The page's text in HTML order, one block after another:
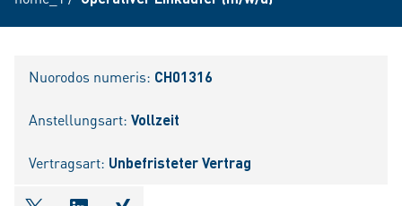
Nuorodos numeris: CH01316
Anstellungsart: Vollzeit
Vertragsart: Unbefristeter Vertrag